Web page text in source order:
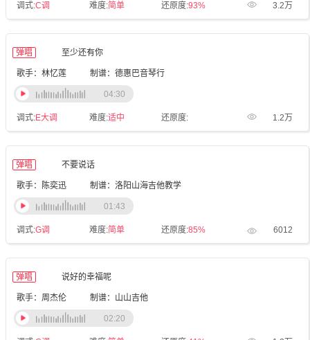
调式:C调 难度:简单 还原度:93% 3.2万
弹唱 至少还有你
歌手：林忆莲 制谱：德惠巴音琴行
调式:E大调 难度:适中 还原度: 1.2万
04:30
弹唱 不要说话
歌手：陈奕迅 制谱：洛阳山海吉他教学
调式:G调 难度:简单 还原度:85% 6012
01:43
弹唱 说好的幸福呢
歌手：周杰伦 制谱：山山吉他
02:20